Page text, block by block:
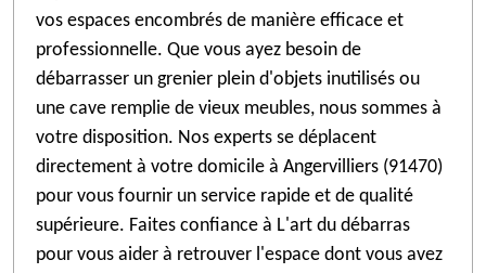
vos espaces encombrés de manière efficace et
professionnelle. Que vous ayez besoin de
débarrasser un grenier plein d'objets inutilisés ou
une cave remplie de vieux meubles, nous sommes à
votre disposition. Nos experts se déplacent
directement à votre domicile à Angervilliers (91470)
pour vous fournir un service rapide et de qualité
supérieure. Faites confiance à L'art du débarras
pour vous aider à retrouver l'espace dont vous avez